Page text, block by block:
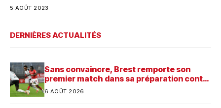
5 AOÛT 2023
DERNIÈRES ACTUALITÉS
Sans convaincre, Brest remporte son
premier match dans sa préparation contre
Saint-Brieuc
6 AOÛT 2026